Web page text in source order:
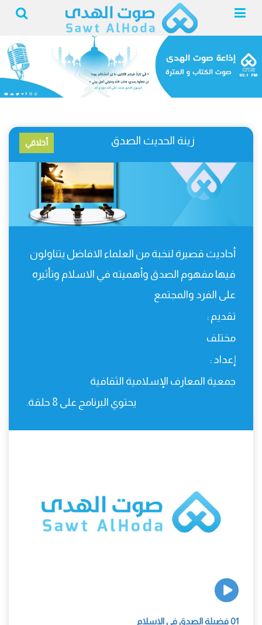
زينة الحديث الصدق أخلاقي
أحاديث قصيرة لنخبة من العلماء الافاضل يتناولون
فيها مفهوم الصدق وأهميته في الاسلام وتأثيره
على الفرد والمجتمع
تقديم :
مختلف
إعداد :
جمعية المعارف الإسلامية الثقافية
يحتوي البرنامج على 8 حلقة.
01 فضيلة الصدق في الاسلام